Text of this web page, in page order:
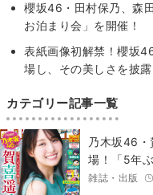
櫻坂46・田村保乃、森
お泊まり会」を開催！
表紙画像初解禁！櫻坂
場し、その美しさを披露
カテゴリー記事一覧
乃木坂46・
場！「5年
雑誌・出版